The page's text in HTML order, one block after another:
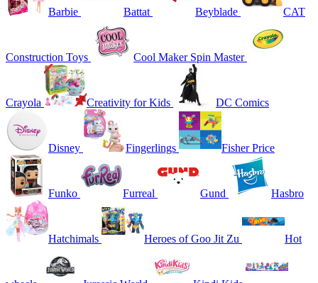
Barbie Battat Beyblade CAT
Construction Toys Cool Maker Spin Master
Crayola Creativity for Kids DC Comics
Disney Fingerlings Fisher Price
Funko Furreal Gund Hasbro
Hatchimals Heroes of Goo Jit Zu Hot